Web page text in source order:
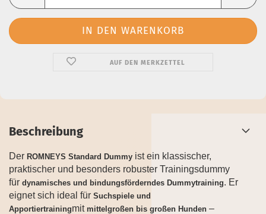
AUF DEN MERKZETTEL
Beschreibung
Der ROMNEYS Standard Dummy ist ein klassischer,
praktischer und besonders robuster Trainingsdummy
für dynamisches und bindungsförderndes Dummytraining. Er
eignet sich ideal für Suchspiele und
Apportiertrainingmit mittelgroßen bis großen Hunden –